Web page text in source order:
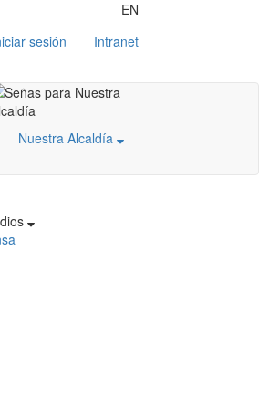
EN
sesión Intranet
Nuestra Alcaldía